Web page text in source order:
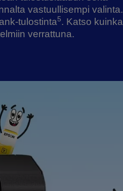
vastuullisempi valinta.
tulostinta5. Katso kuinka
verrattuna.